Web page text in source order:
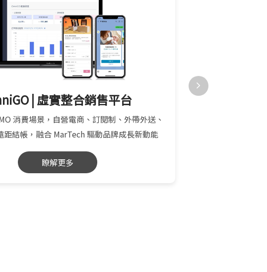
| 虛實整合銷售平台
消費場景，自營電商、訂閱制、外帶外送、
距結帳，融合 MarTech 驅動品牌成長新動能
瞭解更多